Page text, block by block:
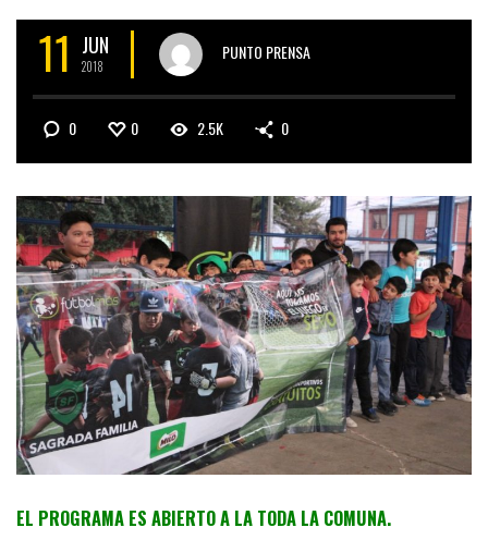
11 JUN
2018
PUNTO PRENSA
0 0 2.5K 0
EL PROGRAMA ES ABIERTO A LA TODA LA COMUNA.